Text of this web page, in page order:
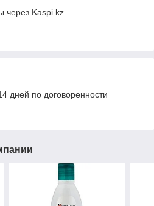
через Kaspi.kz
дней по договоренности